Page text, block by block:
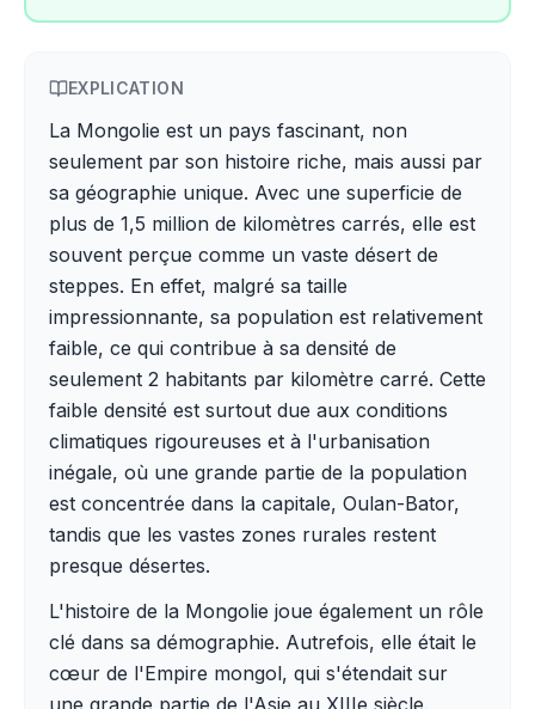
EXPLICATION
La Mongolie est un pays fascinant, non
seulement par son histoire riche, mais aussi par
sa géographie unique. Avec une superficie de
plus de 1,5 million de kilomètres carrés, elle est
souvent perçue comme un vaste désert de
steppes. En effet, malgré sa taille
impressionnante, sa population est relativement
faible, ce qui contribue à sa densité de
seulement 2 habitants par kilomètre carré. Cette
faible densité est surtout due aux conditions
climatiques rigoureuses et à l'urbanisation
inégale, où une grande partie de la population
est concentrée dans la capitale, Oulan-Bator,
tandis que les vastes zones rurales restent
presque désertes.
L'histoire de la Mongolie joue également un rôle
clé dans sa démographie. Autrefois, elle était le
cœur de l'Empire mongol, qui s'étendait sur
une grande partie de l'Asie au XIIIe siècle.